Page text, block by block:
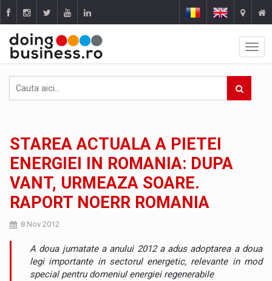
STAREA ACTUALA A PIETEI
ENERGIEI IN ROMANIA: DUPA
VANT, URMEAZA SOARE.
RAPORT NOERR ROMANIA
8 Nov 2012
A doua jumatate a anului 2012 a adus adoptarea a doua
legi importante in sectorul energetic, relevante in mod
special pentru domeniul energiei regenerabile